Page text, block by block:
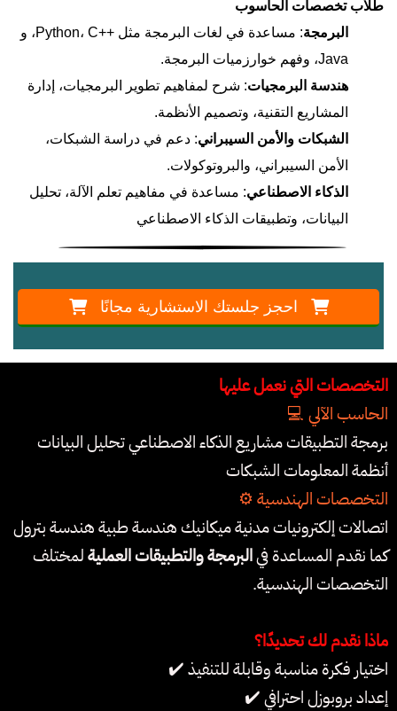
طلاب تخصصات الحاسوب
البرمجة
: مساعدة في لغات البرمجة مثل ++Python، C، و
Java، وفهم خوارزميات البرمجة.
هندسة البرمجيات: شرح لمفاهيم تطوير البرمجيات، إدارة
المشاريع التقنية، وتصميم الأنظمة.
الشبكات والأمن السيبراني: دعم في دراسة الشبكات،
الأمن السيبراني، والبروتوكولات.
الذكاء الاصطناعي: مساعدة في مفاهيم تعلم الآلة، تحليل
البيانات، وتطبيقات الذكاء الاصطناعي
احجز جلستك الاستشارية مجانًا
التخصصات التي نعمل عليها
💻 الحاسب الآلي
برمجة التطبيقات مشاريع الذكاء الاصطناعي تحليل البيانات
أنظمة المعلومات الشبكات
⚙️ التخصصات الهندسية
اتصالات إلكترونيات مدنية ميكانيك هندسة طبية هندسة بترول
كما نقدم المساعدة فيالبرمجة والتطبيقات العمليةلمختلف
التخصصات الهندسية.
ماذا نقدم لك تحديدًا؟
✔️ اختيار فكرة مناسبة وقابلة للتنفيذ
✔️ إعداد بروبوزل احترافي